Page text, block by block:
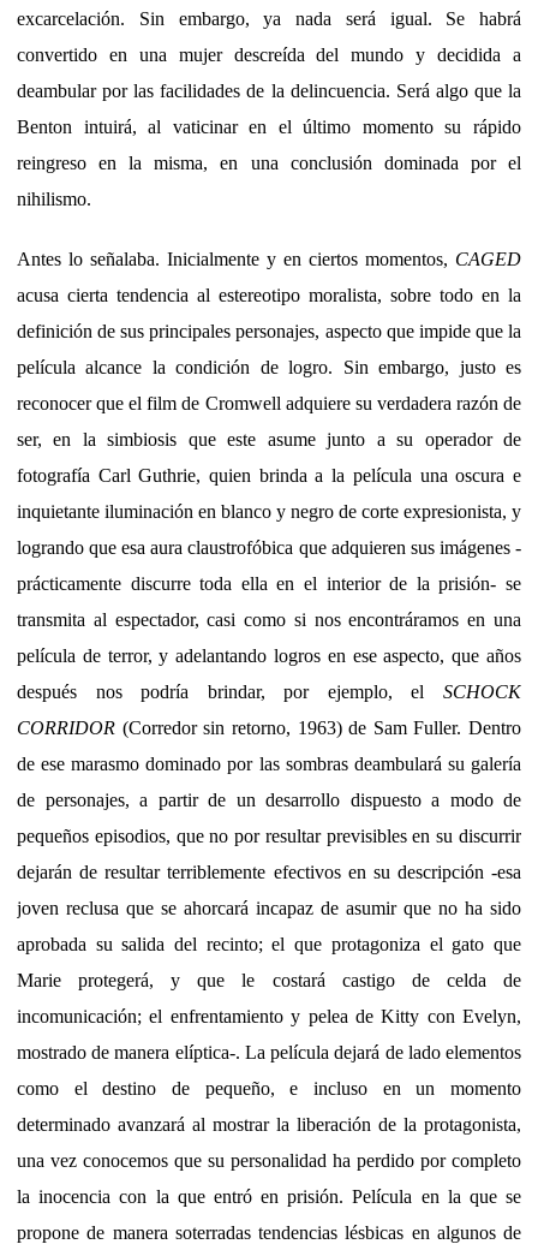
excarcelación. Sin embargo, ya nada será igual. Se habrá
convertido en una mujer descreída del mundo y decidida a
deambular por las facilidades de la delincuencia. Será algo que la
Benton intuirá, al vaticinar en el último momento su rápido
reingreso en la misma, en una conclusión dominada por el
nihilismo.
Antes lo señalaba. Inicialmente y en ciertos momentos, CAGED
acusa cierta tendencia al estereotipo moralista, sobre todo en la
definición de sus principales personajes, aspecto que impide que la
película alcance la condición de logro. Sin embargo, justo es
reconocer que el film de Cromwell adquiere su verdadera razón de
ser, en la simbiosis que este asume junto a su operador de
fotografía Carl Guthrie, quien brinda a la película una oscura e
inquietante iluminación en blanco y negro de corte expresionista, y
logrando que esa aura claustrofóbica que adquieren sus imágenes -
prácticamente discurre toda ella en el interior de la prisión- se
transmita al espectador, casi como si nos encontráramos en una
película de terror, y adelantando logros en ese aspecto, que años
después nos podría brindar, por ejemplo, el SCHOCK
CORRIDOR (Corredor sin retorno, 1963) de Sam Fuller. Dentro
de ese marasmo dominado por las sombras deambulará su galería
de personajes, a partir de un desarrollo dispuesto a modo de
pequeños episodios, que no por resultar previsibles en su discurrir
dejarán de resultar terriblemente efectivos en su descripción -esa
joven reclusa que se ahorcará incapaz de asumir que no ha sido
aprobada su salida del recinto; el que protagoniza el gato que
Marie protegerá, y que le costará castigo de celda de
incomunicación; el enfrentamiento y pelea de Kitty con Evelyn,
mostrado de manera elíptica-. La película dejará de lado elementos
como el destino de pequeño, e incluso en un momento
determinado avanzará al mostrar la liberación de la protagonista,
una vez conocemos que su personalidad ha perdido por completo
la inocencia con la que entró en prisión. Película en la que se
propone de manera soterradas tendencias lésbicas en algunos de